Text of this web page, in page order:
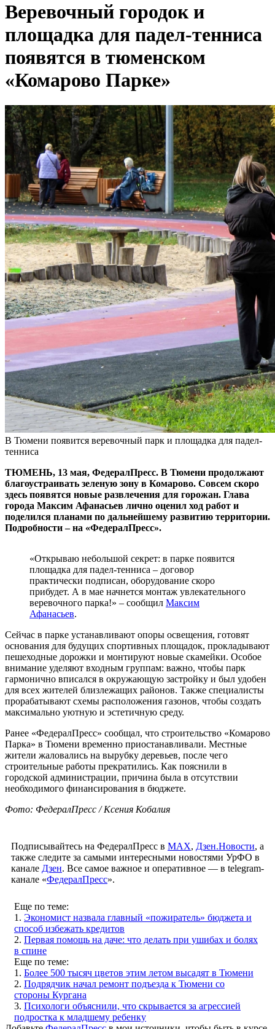
Веревочный городок и
площадка для падел-тенниса
появятся в тюменском
«Комарово Парке»
В Тюмени появится веревочный парк и площадка для падел-
тенниса
ТЮМЕНЬ, 13 мая, ФедералПресс. В Тюмени продолжают
благоустраивать зеленую зону в Комарово. Совсем скоро
здесь появятся новые развлечения для горожан. Глава
города Максим Афанасьев лично оценил ход работ и
поделился планами по дальнейшему развитию территории.
Подробности – на «ФедералПресс».
«Открываю небольшой секрет: в парке появится
площадка для падел-тенниса – договор
практически подписан, оборудование скоро
прибудет. А в мае начнется монтаж увлекательного
веревочного парка!» – сообщил Максим
Афанасьев.
Сейчас в парке устанавливают опоры освещения, готовят
основания для будущих спортивных площадок, прокладывают
пешеходные дорожки и монтируют новые скамейки. Особое
внимание уделяют входным группам: важно, чтобы парк
гармонично вписался в окружающую застройку и был удобен
для всех жителей близлежащих районов. Также специалисты
прорабатывают схемы расположения газонов, чтобы создать
максимально уютную и эстетичную среду.
Ранее «ФедералПресс» сообщал, что строительство «Комарово
Парка» в Тюмени временно приостанавливали. Местные
жители жаловались на вырубку деревьев, после чего
строительные работы прекратились. Как пояснили в
городской администрации, причина была в отсутствии
необходимого финансирования в бюджете.
Фото: ФедералПресс / Ксения Кобалия
Подписывайтесь на ФедералПресс в МАХ, Дзен.Новости, а
также следите за самыми интересными новостями УрФО в
канале Дзен. Все самое важное и оперативное — в telegram-
канале «ФедералПресс».
Еще по теме:
1. Экономист назвала главный «пожиратель» бюджета и
способ избежать кредитов
2. Первая помощь на даче: что делать при ушибах и болях
в спине
Еще по теме:
1. Более 500 тысяч цветов этим летом высадят в Тюмени
2. Подрядчик начал ремонт подъезда к Тюмени со
стороны Кургана
3. Психологи объяснили, что скрывается за агрессией
подростка к младшему ребенку